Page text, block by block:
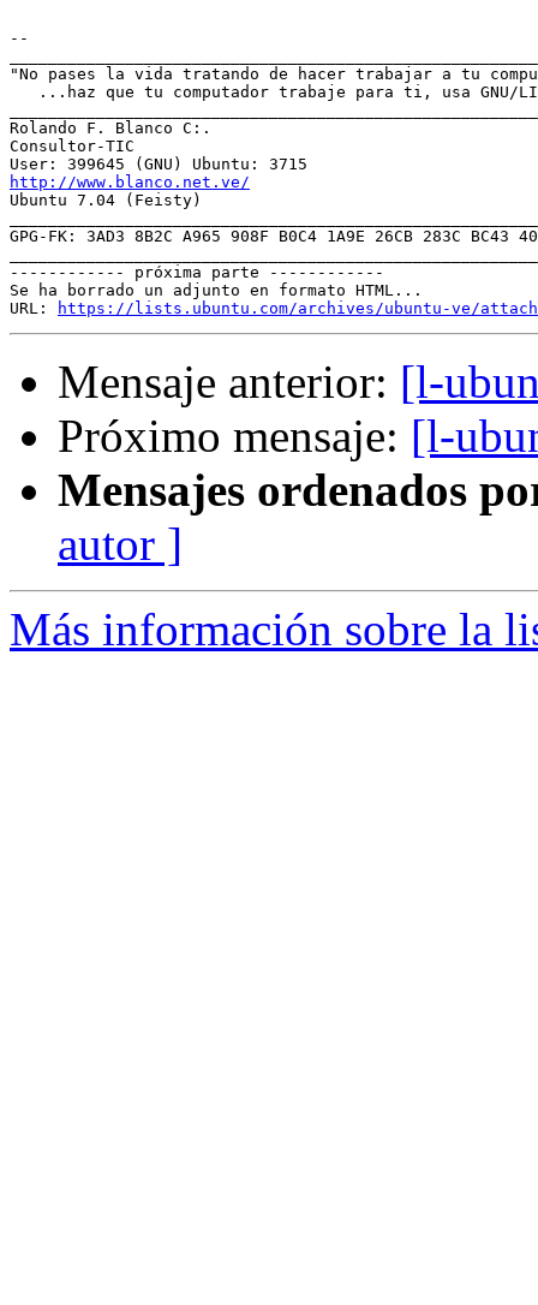
--
"No pases la vida tratando de hacer trabajar a tu
...haz que tu computador trabaje para ti, usa GNU/
Rolando F. Blanco C:.
Consultor-TIC
http://www.blanco.net.ve/
Ubuntu 7.04 (Feisty)
GPG-FK: 3AD3 8B2C A965 908F B0C4 1A9E 26CB 283C BC43
------------ próxima parte ------------
Se ha borrado un adjunto en formato HTML...
URL:
https://lists.ubuntu.com/archives/ubuntu-ve/
Mensaje anterior: [l-
Próximo mensaje: [l-
Mensajes ordenados
autor ]
Más información sobre la